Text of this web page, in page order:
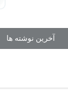
آخرین نوشته ها